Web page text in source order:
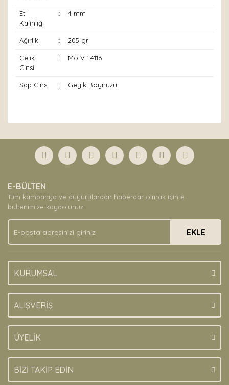
Et
Kalınlığı
: 4 mm
Ağırlık : 205 gr
Çelik
Cinsi
: Mo V 1.4116
Sap Cinsi : Geyik Boynuzu
Yorum Yaz
formunu kullanarak tarafımıza iletebilirsiniz.
Görüş ve önerileriniz için teşekkür ederiz.
Ürün açıklamasında eksik bilgiler bulunuyor.
Ürün bilgilerinde hatalar bulunuyor.
Ürün fiyatı diğer sitelerden daha pahalı.
Bu ürüne benzer farklı alternatifler olmalı.
E-BÜLTEN
Tüm kampanya ve duyurulardan haberdar olmak için e-
bültenimize kaydolunuz.
EKLE
KURUMSAL
ALIŞVERİŞ
ÜYELİK
BİZİ TAKİP EDİN